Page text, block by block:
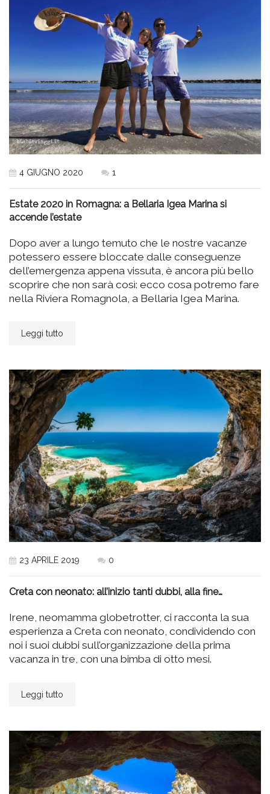
4 GIUGNO 2020 1
Estate 2020 in Romagna: a Bellaria Igea Marina si
accende l’estate
Dopo aver a lungo temuto che le nostre vacanze
potessero essere bloccate dalle conseguenze
dell’emergenza appena vissuta, è ancora più bello
scoprire che non sarà così: ecco cosa potremo fare
nella Riviera Romagnola, a Bellaria Igea Marina.
Leggi tutto
23 APRILE 2019 0
Creta con neonato: all’inizio tanti dubbi, alla fine…
Irene, neomamma globetrotter, ci racconta la sua
esperienza a Creta con neonato, condividendo con
noi i suoi dubbi sull’organizzazione della prima
vacanza in tre, con una bimba di otto mesi.
Leggi tutto